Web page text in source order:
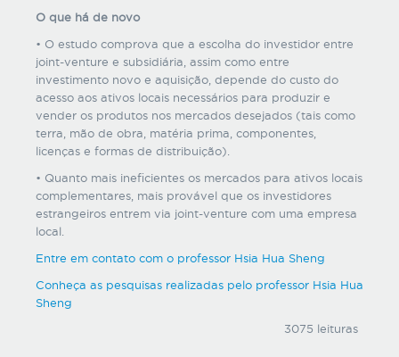
O que há de novo
• O estudo comprova que a escolha do investidor entre
joint-venture e subsidiária, assim como entre
investimento novo e aquisição, depende do custo do
acesso aos ativos locais necessários para produzir e
vender os produtos nos mercados desejados (tais como
terra, mão de obra, matéria prima, componentes,
licenças e formas de distribuição).
• Quanto mais ineficientes os mercados para ativos locais
complementares, mais provável que os investidores
estrangeiros entrem via joint-venture com uma empresa
local.
Entre em contato com o professor Hsia Hua Sheng
Conheça as pesquisas realizadas pelo professor Hsia Hua
Sheng
3075 leituras